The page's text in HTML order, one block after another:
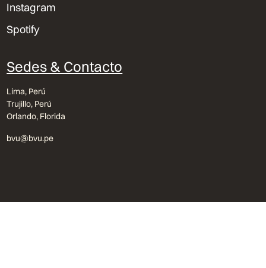
Instagram
Spotify
Sedes & Contacto
Lima, Perú
Trujillo, Perú
Orlando, Florida
bvu@bvu.pe